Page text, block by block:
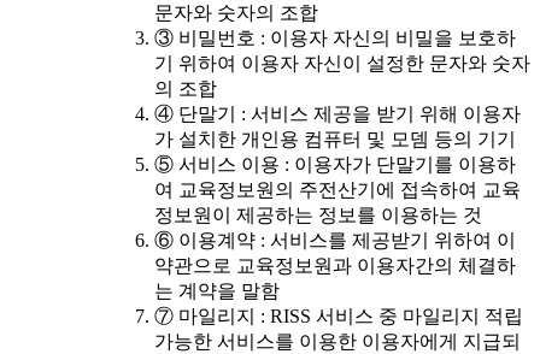
문자와 숫자의 조합
③ 비밀번호 : 이용자 자신의 비밀을 보호하
기 위하여 이용자 자신이 설정한 문자와 숫자
의 조합
④ 단말기 : 서비스 제공을 받기 위해 이용자
가 설치한 개인용 컴퓨터 및 모뎀 등의 기기
⑤ 서비스 이용 : 이용자가 단말기를 이용하
여 교육정보원의 주전산기에 접속하여 교육
정보원이 제공하는 정보를 이용하는 것
⑥ 이용계약 : 서비스를 제공받기 위하여 이
약관으로 교육정보원과 이용자간의 체결하
는 계약을 말함
⑦ 마일리지 : RISS 서비스 중 마일리지 적립
가능한 서비스를 이용한 이용자에게 지급되